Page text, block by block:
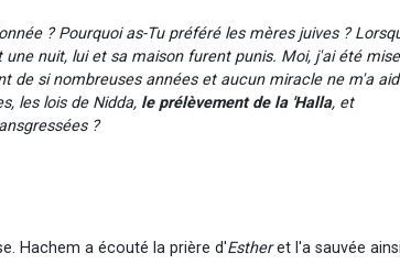
? Pourquoi as-Tu préféré les mères juives ?
nuit, lui et sa maison furent punis. Moi, j'ai été mise
de si nombreuses années et aucun miracle ne m'a
les lois de Nidda, le prélèvement de la 'Halla, et
?
Hachem a écouté la prière d'Estheret l'a sauvée ainsi